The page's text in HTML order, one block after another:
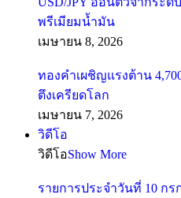
พรีเมียมน้ำมัน
เมษายน 8, 2026
ตึงเครียดโลก
เมษายน 7, 2026
วิดีโอ
วิดีโอ
FOMC